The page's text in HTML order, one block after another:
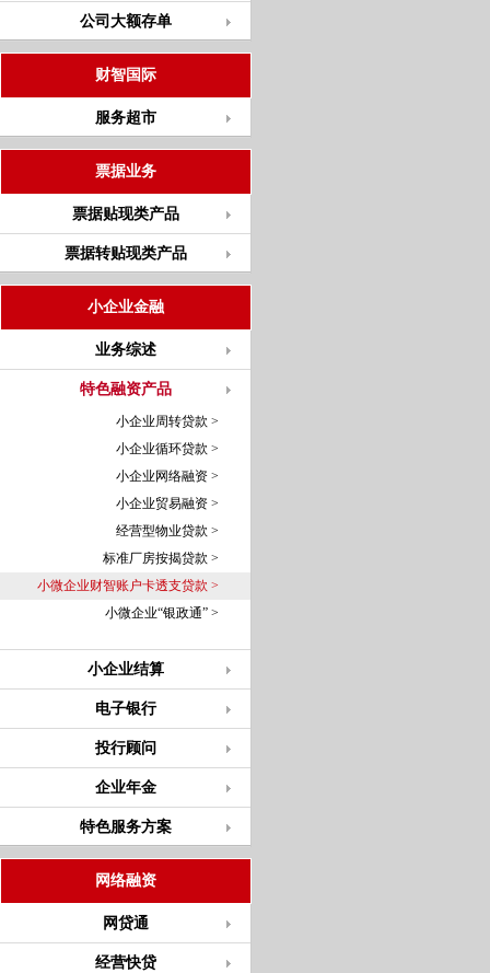
公司大额存单
财智国际
服务超市
票据业务
票据贴现类产品
票据转贴现类产品
小企业金融
业务综述
特色融资产品
小企业周转贷款 >
小企业循环贷款 >
小企业网络融资 >
小企业贸易融资 >
经营型物业贷款 >
标准厂房按揭贷款 >
小微企业财智账户卡透支贷款 >
小微企业“银政通” >
小企业结算
电子银行
投行顾问
企业年金
特色服务方案
网络融资
网贷通
经营快贷